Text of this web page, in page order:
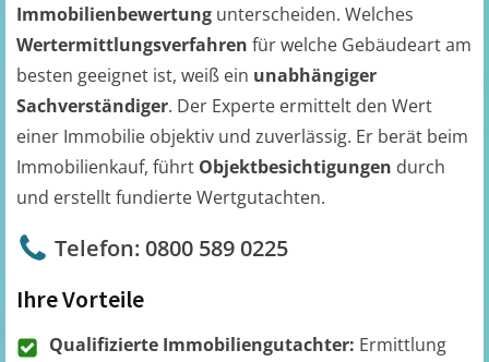
Immobilienbewertung unterscheiden. Welches
Wertermittlungsverfahren für welche Gebäudeart am
besten geeignet ist, weiß ein unabhängiger
Sachverständiger. Der Experte ermittelt den Wert
einer Immobilie objektiv und zuverlässig. Er berät beim
Immobilienkauf, führt Objektbesichtigungen durch
und erstellt fundierte Wertgutachten.
Telefon: 0800 589 0225
Ihre Vorteile
Qualifizierte Immobiliengutachter: Ermittlung